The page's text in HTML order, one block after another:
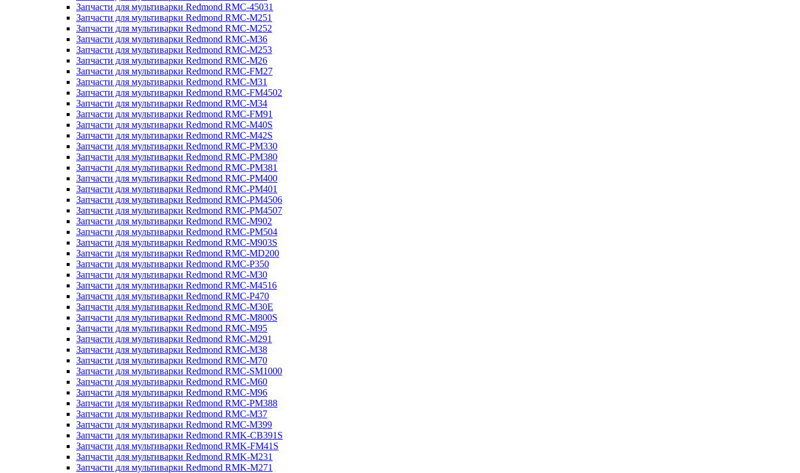
Запчасти для мультиварки Redmond RMC-45031
Запчасти для мультиварки Redmond RMC-M251
Запчасти для мультиварки Redmond RMC-M252
Запчасти для мультиварки Redmond RMC-M36
Запчасти для мультиварки Redmond RMC-M253
Запчасти для мультиварки Redmond RMC-M26
Запчасти для мультиварки Redmond RMC-FM27
Запчасти для мультиварки Redmond RMC-M31
Запчасти для мультиварки Redmond RMC-FM4502
Запчасти для мультиварки Redmond RMC-M34
Запчасти для мультиварки Redmond RMC-FM91
Запчасти для мультиварки Redmond RMC-M40S
Запчасти для мультиварки Redmond RMC-M42S
Запчасти для мультиварки Redmond RMC-PM330
Запчасти для мультиварки Redmond RMC-PM380
Запчасти для мультиварки Redmond RMC-PM381
Запчасти для мультиварки Redmond RMC-PM400
Запчасти для мультиварки Redmond RMC-PM401
Запчасти для мультиварки Redmond RMC-PM4506
Запчасти для мультиварки Redmond RMC-PM4507
Запчасти для мультиварки Redmond RMC-M902
Запчасти для мультиварки Redmond RMC-PM504
Запчасти для мультиварки Redmond RMC-M903S
Запчасти для мультиварки Redmond RMC-MD200
Запчасти для мультиварки Redmond RMC-P350
Запчасти для мультиварки Redmond RMC-M30
Запчасти для мультиварки Redmond RMC-M4516
Запчасти для мультиварки Redmond RMC-P470
Запчасти для мультиварки Redmond RMC-M30E
Запчасти для мультиварки Redmond RMC-M800S
Запчасти для мультиварки Redmond RMC-M95
Запчасти для мультиварки Redmond RMC-M291
Запчасти для мультиварки Redmond RMC-M38
Запчасти для мультиварки Redmond RMC-M70
Запчасти для мультиварки Redmond RMC-SM1000
Запчасти для мультиварки Redmond RMC-M60
Запчасти для мультиварки Redmond RMC-M96
Запчасти для мультиварки Redmond RMC-PM388
Запчасти для мультиварки Redmond RMC-M37
Запчасти для мультиварки Redmond RMC-M399
Запчасти для мультиварки Redmond RMK-CB391S
Запчасти для мультиварки Redmond RMK-FM41S
Запчасти для мультиварки Redmond RMK-M231
Запчасти для мультиварки Redmond RMK-M271